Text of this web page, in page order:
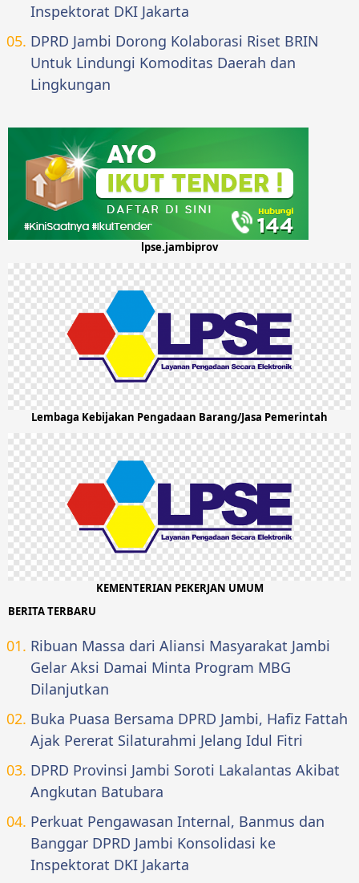
Inspektorat DKI Jakarta
DPRD Jambi Dorong Kolaborasi Riset BRIN
Untuk Lindungi Komoditas Daerah dan
Lingkungan
lpse.jambiprov
Lembaga Kebijakan Pengadaan Barang/Jasa Pemerintah
KEMENTERIAN PEKERJAN UMUM
BERITA TERBARU
Ribuan Massa dari Aliansi Masyarakat Jambi
Gelar Aksi Damai Minta Program MBG
Dilanjutkan
Buka Puasa Bersama DPRD Jambi, Hafiz Fattah
Ajak Pererat Silaturahmi Jelang Idul Fitri
DPRD Provinsi Jambi Soroti Lakalantas Akibat
Angkutan Batubara
Perkuat Pengawasan Internal, Banmus dan
Banggar DPRD Jambi Konsolidasi ke
Inspektorat DKI Jakarta